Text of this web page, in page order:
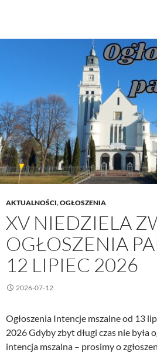
AKTUALNOŚCI,OGŁOSZENIA
XV NIEDZIELA
OGŁOSZENIA
12 LIPIEC 2026
2026-07-12
Ogłoszenia Intencje mszalne od 13
2026 Gdyby zbyt długi czas nie była
intencja mszalna – prosimy o